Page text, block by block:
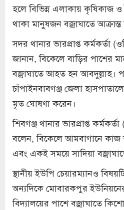
হলে বিভিন্ন এলাকায় কৃষিকাজ ও
থাকা মানুষজন বজ্রাঘাতে
সদর থানার ভারপ্রাপ্ত
জানান, বিকেলে বাড়ির পাশের
বজ্রাঘাতে আহত হন আবদুল্লাহ।
চাঁপাইনবাবগঞ্জ জেলা
মৃত ঘোষণা করেন।
শিবগঞ্জ থানার ভারপ্রাপ্ত
বলেন, বিকেলে আমবাগানে
এবং একই সময়ে সাদিয়া
স্থানীয় ইউপি চেয়ারম্যানও
অন্যদিকে মোবারকপুর
বিদ্যালয়ের পাশে বজ্রাঘাতে